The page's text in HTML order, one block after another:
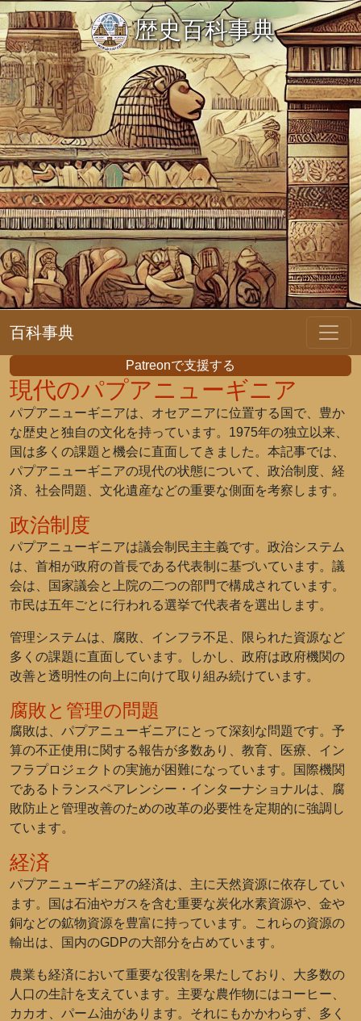
歴史百科事典
百科事典
Patreonで支援する
現代のパプアニューギニア
パプアニューギニアは、オセアニアに位置する国で、豊か
な歴史と独自の文化を持っています。1975年の独立以来、
国は多くの課題と機会に直面してきました。本記事では、
パプアニューギニアの現代の状態について、政治制度、経
済、社会問題、文化遺産などの重要な側面を考察します。
政治制度
パプアニューギニアは議会制民主主義です。政治システム
は、首相が政府の首長である代表制に基づいています。議
会は、国家議会と上院の二つの部門で構成されています。
市民は五年ごとに行われる選挙で代表者を選出します。
管理システムは、腐敗、インフラ不足、限られた資源など
多くの課題に直面しています。しかし、政府は政府機関の
改善と透明性の向上に向けて取り組み続けています。
腐敗と管理の問題
腐敗は、パプアニューギニアにとって深刻な問題です。予
算の不正使用に関する報告が多数あり、教育、医療、イン
フラプロジェクトの実施が困難になっています。国際機関
であるトランスペアレンシー・インターナショナルは、腐
敗防止と管理改善のための改革の必要性を定期的に強調し
ています。
経済
パプアニューギニアの経済は、主に天然資源に依存してい
ます。国は石油やガスを含む重要な炭化水素資源や、金や
銅などの鉱物資源を豊富に持っています。これらの資源の
輸出は、国内のGDPの大部分を占めています。
農業も経済において重要な役割を果たしており、大多数の
人口の生計を支えています。主要な農作物にはコーヒー、
カカオ、パーム油があります。それにもかかわらず、多く